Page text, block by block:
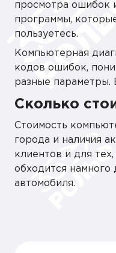
просмотра ошибок
программы,
пользуетесь.
Компьютерная
кодов ошибок,
разные параметры.
Сколько
Стоимость
города и наличия
клиентов и для
обходится намного
автомобиля.